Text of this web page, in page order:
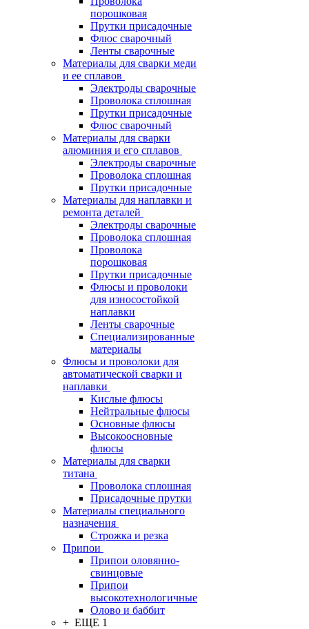
порошковая
Прутки присадочные
Флюс сварочный
Ленты сварочные
Материалы для сварки меди
и ее сплавов
Электроды сварочные
Проволока сплошная
Прутки присадочные
Флюс сварочный
Материалы для сварки
алюминия и его сплавов
Электроды сварочные
Проволока сплошная
Прутки присадочные
Материалы для наплавки и
ремонта деталей
Электроды сварочные
Проволока сплошная
Проволока
порошковая
Прутки присадочные
Флюсы и проволоки
для износостойкой
наплавки
Ленты сварочные
Специализированные
материалы
Флюсы и проволоки для
автоматической сварки и
наплавки
Кислые флюсы
Нейтральные флюсы
Основные флюсы
Высокоосновные
флюсы
Материалы для сварки
титана
Проволока сплошная
Присадочные прутки
Материалы специального
назначения
Строжка и резка
Припои
Припои оловянно-
свинцовые
Припои
высокотехнологичные
Олово и баббит
+ ЕЩЕ 1